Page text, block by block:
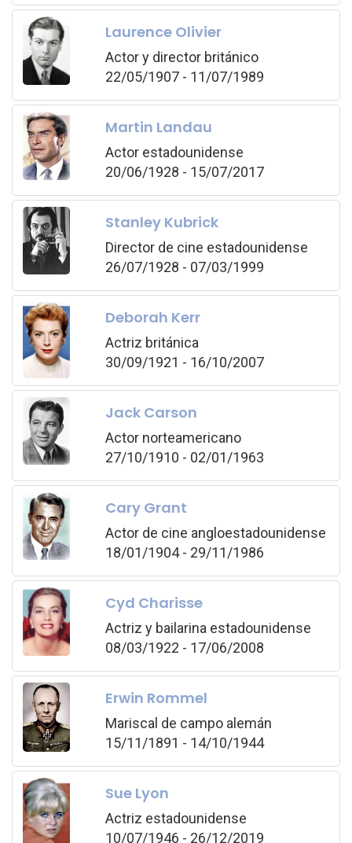
Laurence Olivier
Actor y director británico
22/05/1907 - 11/07/1989
Martin Landau
Actor estadounidense
20/06/1928 - 15/07/2017
Stanley Kubrick
Director de cine estadounidense
26/07/1928 - 07/03/1999
Deborah Kerr
Actriz británica
30/09/1921 - 16/10/2007
Jack Carson
Actor norteamericano
27/10/1910 - 02/01/1963
Cary Grant
Actor de cine angloestadounidense
18/01/1904 - 29/11/1986
Cyd Charisse
Actriz y bailarina estadounidense
08/03/1922 - 17/06/2008
Erwin Rommel
Mariscal de campo alemán
15/11/1891 - 14/10/1944
Sue Lyon
Actriz estadounidense
10/07/1946 - 26/12/2019